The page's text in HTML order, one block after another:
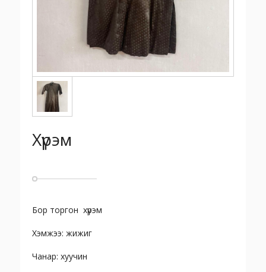
Хүрэм
Бор торгон хүрэм
Хэмжээ: жижиг
Чанар: хуучин